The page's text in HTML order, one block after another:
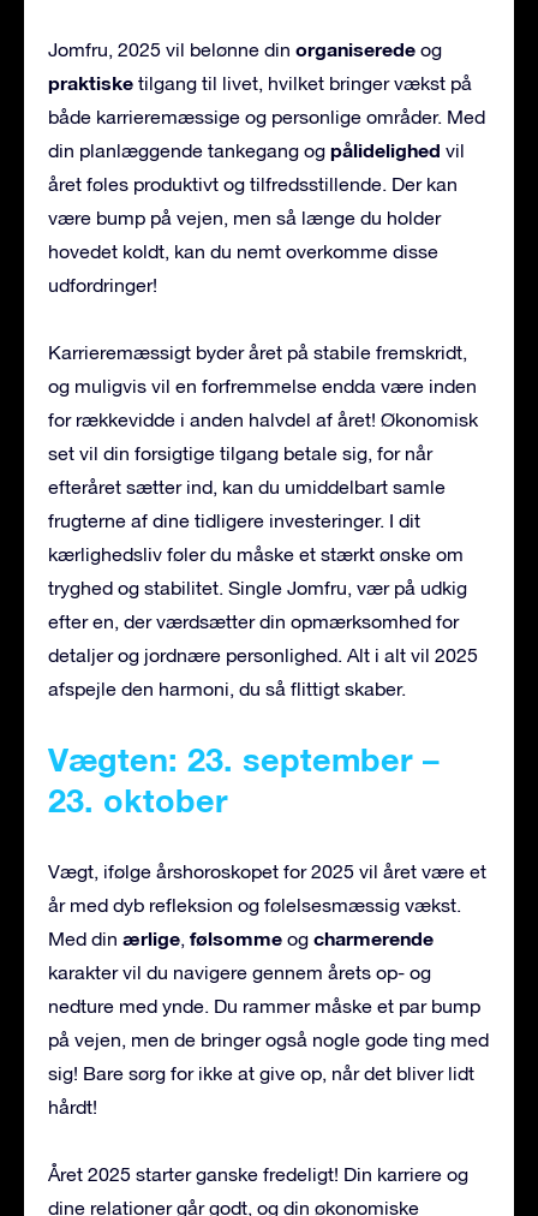
Jomfru, 2025 vil belønne din organiserede og
praktiske tilgang til livet, hvilket bringer vækst på
både karrieremæssige og personlige områder. Med
din planlæggende tankegang og pålidelighed vil
året føles produktivt og tilfredsstillende. Der kan
være bump på vejen, men så længe du holder
hovedet koldt, kan du nemt overkomme disse
udfordringer!
Karrieremæssigt byder året på stabile fremskridt,
og muligvis vil en forfremmelse endda være inden
for rækkevidde i anden halvdel af året! Økonomisk
set vil din forsigtige tilgang betale sig, for når
efteråret sætter ind, kan du umiddelbart samle
frugterne af dine tidligere investeringer. I dit
kærlighedsliv føler du måske et stærkt ønske om
tryghed og stabilitet. Single Jomfru, vær på udkig
efter en, der værdsætter din opmærksomhed for
detaljer og jordnære personlighed. Alt i alt vil 2025
afspejle den harmoni, du så flittigt skaber.
Vægten: 23. september –
23. oktober
Vægt, ifølge årshoroskopet for 2025 vil året være et
år med dyb refleksion og følelsesmæssig vækst.
Med din ærlige, følsomme og charmerende
karakter vil du navigere gennem årets op- og
nedture med ynde. Du rammer måske et par bump
på vejen, men de bringer også nogle gode ting med
sig! Bare sørg for ikke at give op, når det bliver lidt
hårdt!
Året 2025 starter ganske fredeligt! Din karriere og
dine relationer går godt, og din økonomiske